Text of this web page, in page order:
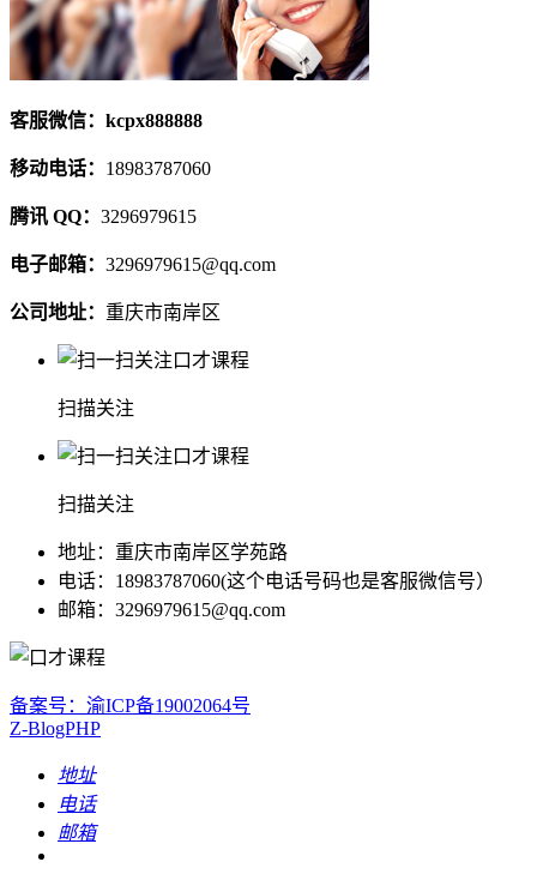
客服微信：kcpx888888
移动电话： 18983787060
腾讯 QQ： 3296979615
电子邮箱： 3296979615@qq.com
公司地址： 重庆市南岸区
扫描关注
扫描关注
地址：重庆市南岸区学苑路
电话：18983787060(这个电话号码也是客服微信号）
邮箱：3296979615@qq.com
备案号：渝ICP备19002064号
Z-BlogPHP
地址
电话
邮箱